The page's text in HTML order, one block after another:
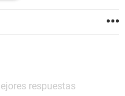
respuestas